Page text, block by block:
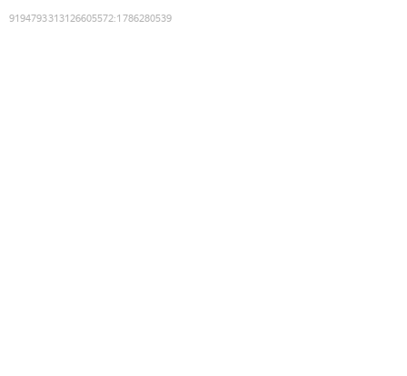
9194793313126605572:1786280539